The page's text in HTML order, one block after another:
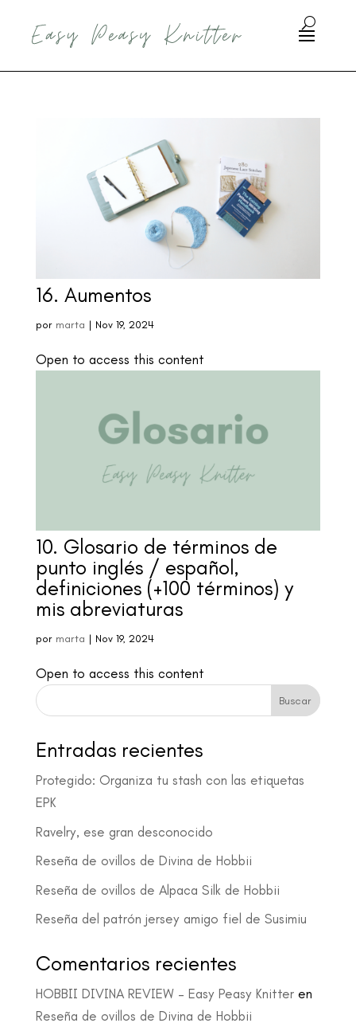
16. Aumentos
por marta | Nov 19, 2024
Open to access this content
10. Glosario de términos de
punto inglés / español,
definiciones (+100 términos) y
mis abreviaturas
por marta | Nov 19, 2024
Open to access this content
Buscar
Entradas recientes
Protegido: Organiza tu stash con las etiquetas
EPK
Ravelry, ese gran desconocido
Reseña de ovillos de Divina de Hobbii
Reseña de ovillos de Alpaca Silk de Hobbii
Reseña del patrón jersey amigo fiel de Susimiu
Comentarios recientes
HOBBII DIVINA REVIEW – Easy Peasy Knitteren
Reseña de ovillos de Divina de Hobbii